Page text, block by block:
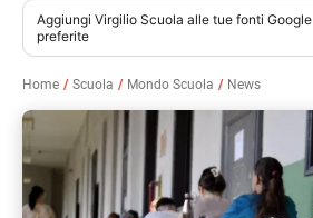
contenuto
Aggiungi Virgilio Scuola alle tue fonti Google
preferite
Home Scuola Mondo Scuola News